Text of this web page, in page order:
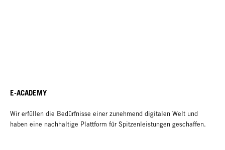
E-ACADEMY
Wir erfüllen die Bedürfnisse einer zunehmend digitalen Welt und
haben eine nachhaltige Plattform für Spitzenleistungen geschaffen.